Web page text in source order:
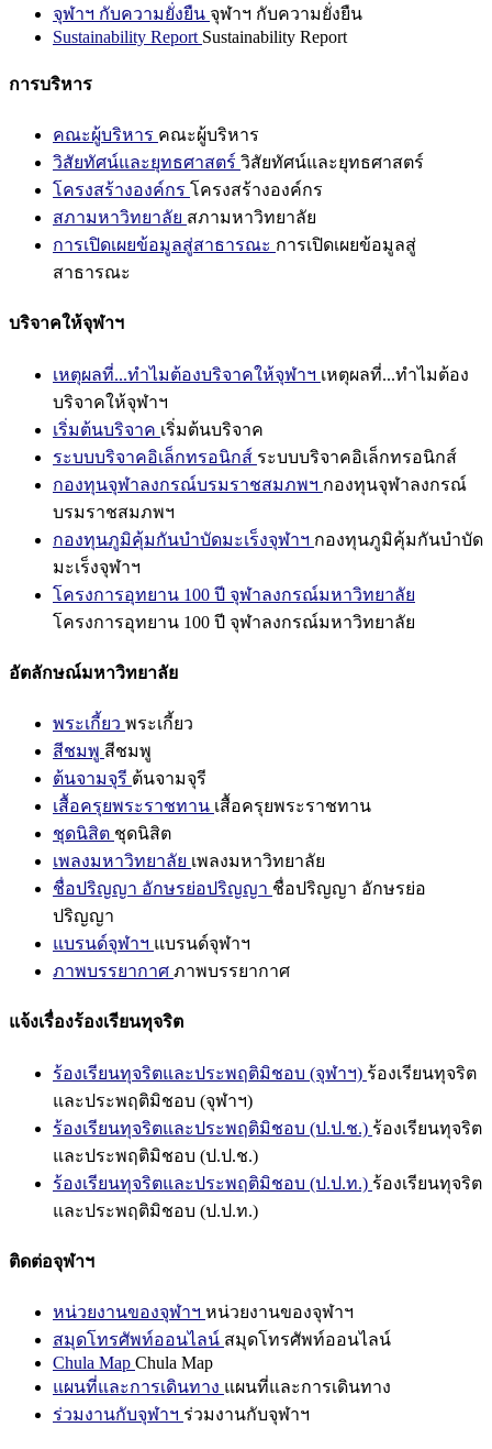
จุฬาฯ กับความยั่งยืน จุฬาฯ กับความยั่งยืน
Sustainability Report Sustainability Report
การบริหาร
คณะผู้บริหาร คณะผู้บริหาร
วิสัยทัศน์และยุทธศาสตร์ วิสัยทัศน์และยุทธศาสตร์
โครงสร้างองค์กร โครงสร้างองค์กร
สภามหาวิทยาลัย สภามหาวิทยาลัย
การเปิดเผยข้อมูลสู่สาธารณะ การเปิดเผยข้อมูลสู่
สาธารณะ
บริจาคให้จุฬาฯ
เหตุผลที่...ทำไมต้องบริจาคให้จุฬาฯ เหตุผลที่...ทำไมต้อง
บริจาคให้จุฬาฯ
เริ่มต้นบริจาค เริ่มต้นบริจาค
ระบบบริจาคอิเล็กทรอนิกส์ ระบบบริจาคอิเล็กทรอนิกส์
กองทุนจุฬาลงกรณ์บรมราชสมภพฯ กองทุนจุฬาลงกรณ์
บรมราชสมภพฯ
กองทุนภูมิคุ้มกันบำบัดมะเร็งจุฬาฯ กองทุนภูมิคุ้มกันบำบัด
มะเร็งจุฬาฯ
โครงการอุทยาน 100 ปี จุฬาลงกรณ์มหาวิทยาลัย
โครงการอุทยาน 100 ปี จุฬาลงกรณ์มหาวิทยาลัย
อัตลักษณ์มหาวิทยาลัย
พระเกี้ยว พระเกี้ยว
สีชมพู สีชมพู
ต้นจามจุรี ต้นจามจุรี
เสื้อครุยพระราชทาน เสื้อครุยพระราชทาน
ชุดนิสิต ชุดนิสิต
เพลงมหาวิทยาลัย เพลงมหาวิทยาลัย
ชื่อปริญญา อักษรย่อปริญญา ชื่อปริญญา อักษรย่อ
ปริญญา
แบรนด์จุฬาฯ แบรนด์จุฬาฯ
ภาพบรรยากาศ ภาพบรรยากาศ
แจ้งเรื่องร้องเรียนทุจริต
ร้องเรียนทุจริตและประพฤติมิชอบ (จุฬาฯ) ร้องเรียนทุจริต
และประพฤติมิชอบ (จุฬาฯ)
ร้องเรียนทุจริตและประพฤติมิชอบ (ป.ป.ช.) ร้องเรียนทุจริต
และประพฤติมิชอบ (ป.ป.ช.)
ร้องเรียนทุจริตและประพฤติมิชอบ (ป.ป.ท.) ร้องเรียนทุจริต
และประพฤติมิชอบ (ป.ป.ท.)
ติดต่อจุฬาฯ
หน่วยงานของจุฬาฯ หน่วยงานของจุฬาฯ
สมุดโทรศัพท์ออนไลน์ สมุดโทรศัพท์ออนไลน์
Chula Map Chula Map
แผนที่และการเดินทาง แผนที่และการเดินทาง
ร่วมงานกับจุฬาฯ ร่วมงานกับจุฬาฯ